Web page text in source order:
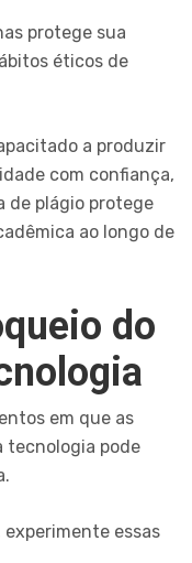
protege sua
éticos de
a produzir
com confiança,
de plágio protege
ao longo de
do
em que as
tecnologia pode
essas